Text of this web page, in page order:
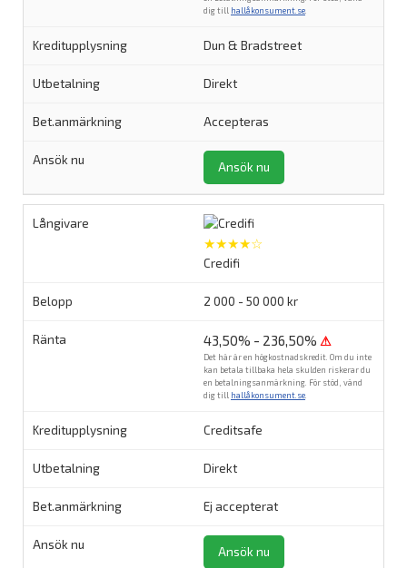
dig till hallåkonsument.se
Dun & Bradstreet
Direkt
Accepteras
Ansök nu
★★★★☆
Credifi
2 000 - 50 000 kr
43,50% - 236,50% ⚠
Det här är en högkostnadskredit. Om du inte
kan betala tillbaka hela skulden riskerar du
en betalningsanmärkning. För stöd, vänd
dig till hallåkonsument.se
Creditsafe
Direkt
Ej accepterat
Ansök nu